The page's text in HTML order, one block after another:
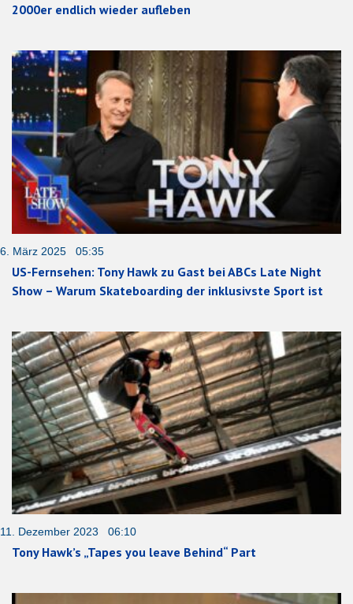
2000er endlich wieder aufleben
6. März 2025 05:35
US-Fernsehen: Tony Hawk zu Gast bei ABCs Late Night
Show – Warum Skateboarding der inklusivste Sport ist
11. Dezember 2023 06:10
Tony Hawk’s „Tapes you leave Behind“ Part